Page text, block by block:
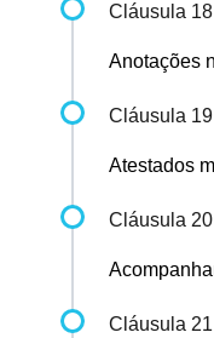
Cláusula 18
Anotações
Cláusula 19
Atestados
Cláusula 20
Cláusula 21